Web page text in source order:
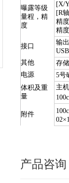
曝露等级
量程，精
度
[X/
[R
精
精
接口
输
其他
存
电源
5号
体积及重
量
主
附件
产品咨询